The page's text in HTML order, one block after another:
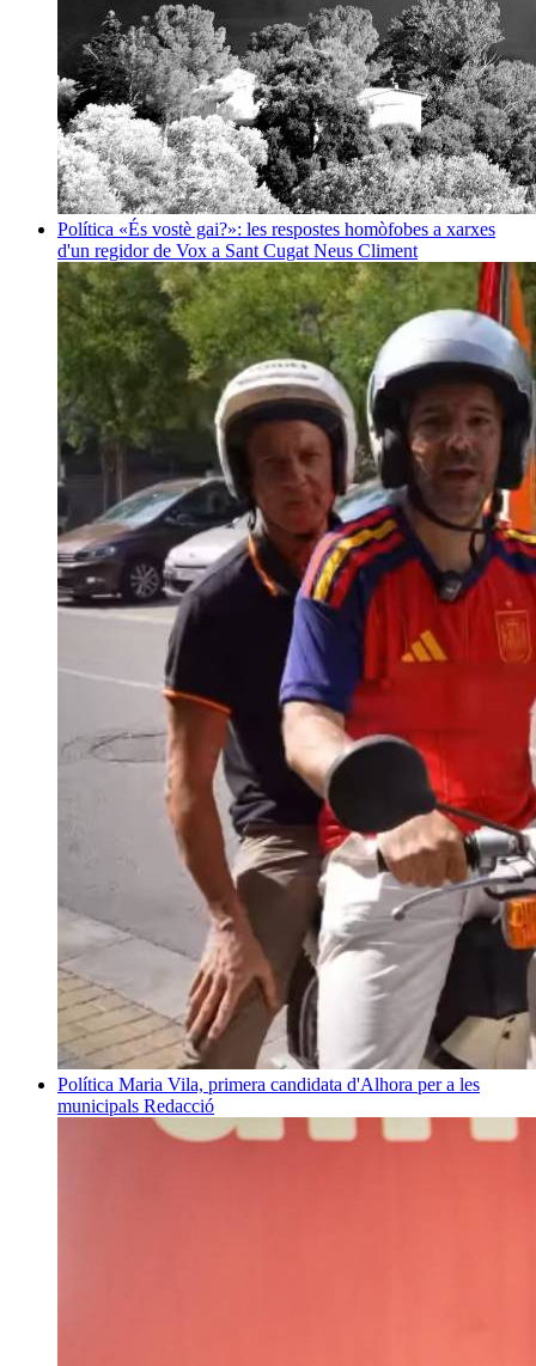
Política «És vostè gai?»: les respostes homòfobes a xarxes
d'un regidor de Vox a Sant Cugat Neus Climent
Política Maria Vila, primera candidata d'Alhora per a les
municipals Redacció